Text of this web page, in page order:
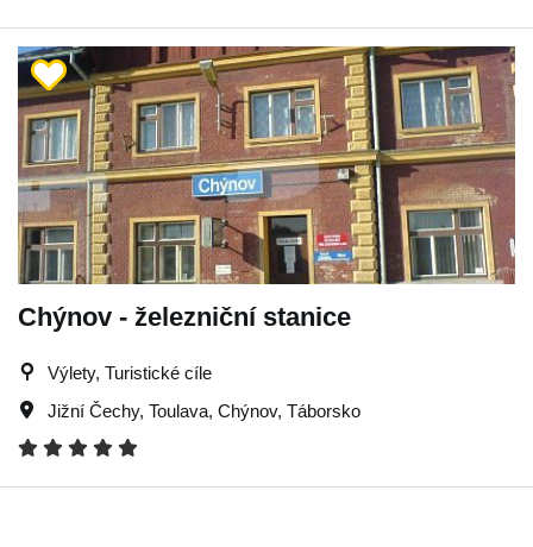
Chýnov - železniční stanice
Výlety, Turistické cíle
Jižní Čechy, Toulava, Chýnov, Táborsko